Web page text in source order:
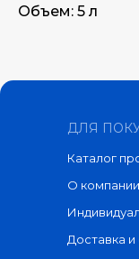
Объем: 5 л
ДЛЯ
Каталог
Доставка и
О компании